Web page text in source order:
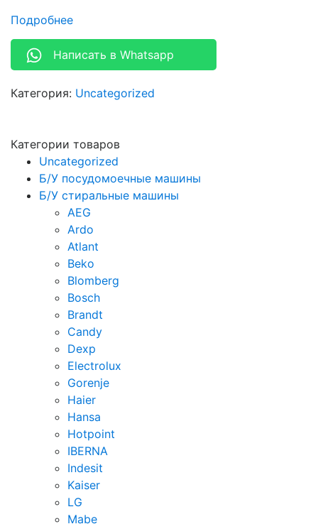
Подробнее
Написать в Whatsapp
Категория: Uncategorized
Категории товаров
Uncategorized
Б/У посудомоечные машины
Б/У стиральные машины
AEG
Ardo
Atlant
Beko
Blomberg
Bosch
Brandt
Candy
Dexp
Electrolux
Gorenje
Haier
Hansa
Hotpoint
IBERNA
Indesit
Kaiser
LG
Mabe